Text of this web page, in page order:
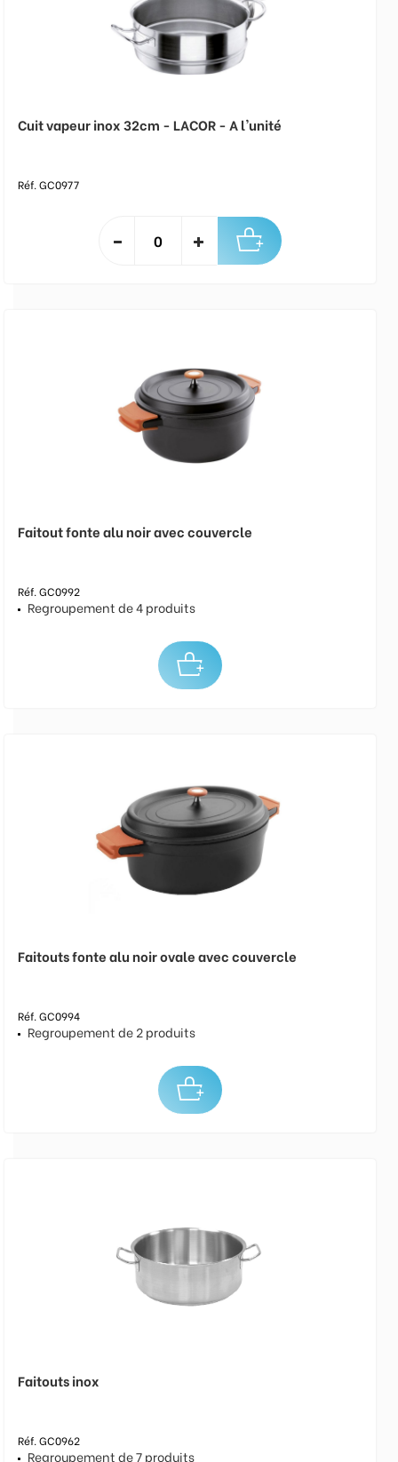
Cuit vapeur inox 32cm - LACOR - A l'unité
Réf. GC0977
Faitout fonte alu noir avec couvercle
Réf. GC0992
Regroupement de 4 produits
Faitouts fonte alu noir ovale avec couvercle
Réf. GC0994
Regroupement de 2 produits
Faitouts inox
Réf. GC0962
Regroupement de 7 produits